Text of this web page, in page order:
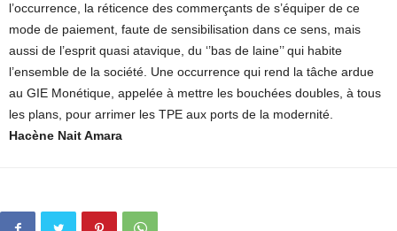
l’occurrence, la réticence des commerçants de s’équiper de ce
mode de paiement, faute de sensibilisation dans ce sens, mais
aussi de l’esprit quasi atavique, du ‘’bas de laine’’ qui habite
l’ensemble de la société. Une occurrence qui rend la tâche ardue
au GIE Monétique, appelée à mettre les bouchées doubles, à tous
les plans, pour arrimer les TPE aux ports de la modernité.
Hacène Nait Amara